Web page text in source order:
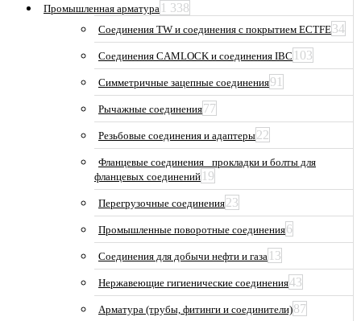
Промышленная арматура 1 338
Соединения TW и соединения с покрытием ECTFE34
Соединения CAMLOCK и соединения IBC 103
Симметричные зацепные соединения91
Рычажные соединения77
Резьбовые соединения и адаптеры22
Фланцевые соединения_ прокладки и болты для
фланцевых соединений 19
Перегрузочные соединения23
Промышленные поворотные соединения6
Соединения для добычи нефти и газа 13
Нержавеющие гигиенические соединения43
Арматура (трубы, фитинги и соединители)87